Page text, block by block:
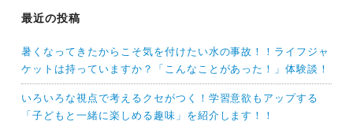
最近の投稿
暑くなってきたからこそ気を付けたい水の事故！！ライフジャ
ケットは持っていますか？「こんなことがあった！」体験談！
いろいろな視点で考えるクセがつく！学習意欲もアップする
「子どもと一緒に楽しめる趣味」を紹介します！！